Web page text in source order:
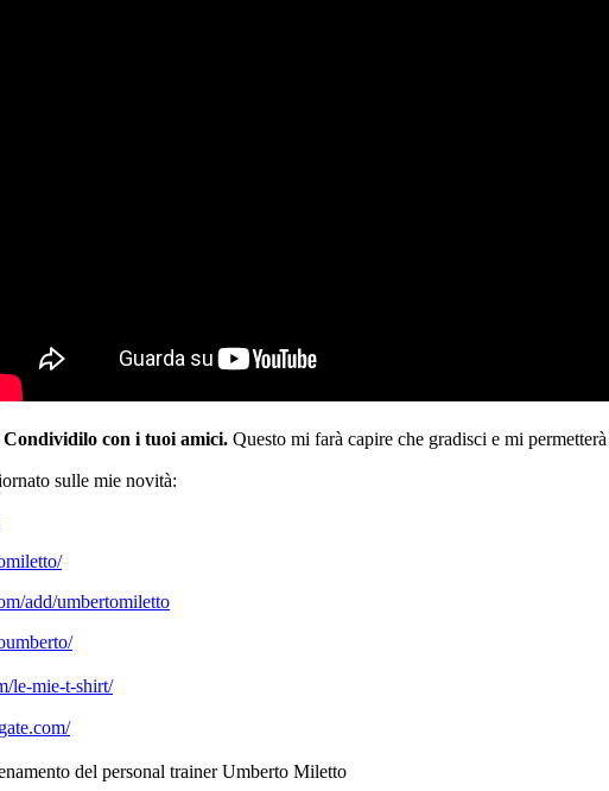
Condividilo con i tuoi amici. Questo mi farà capire che gradisci e mi
sulle mie novità:
add/umbertomiletto
le-mie-t-shirt/
del personal trainer Umberto Miletto